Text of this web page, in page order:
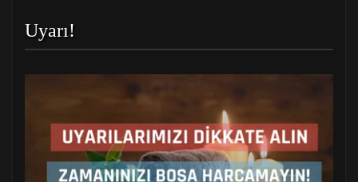
Uyarı!